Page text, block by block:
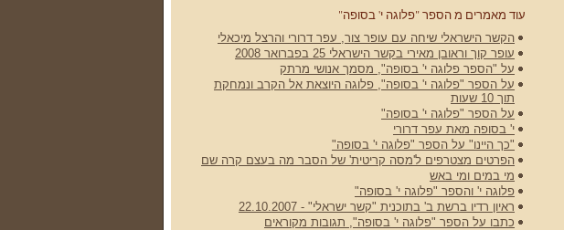
עוד מאמרים מ הספר "פלוגה י' בסופה"
הקשר הישראלי שיחה עם עופר צור, עפר דרורי והרצל מיכאלי
עופר קוך וראובן מאירי בקשר הישראלי 25 בפברואר 2008
על "הספר פלוגה י' בסופה", מסמך אנושי מרתק
על הספר "פלוגה י' בסופה", פלוגה היוצאת אל הקרב ונמחקת
תוך 10 שעות
על הספר "פלוגה י' בסופה"
י' בסופה מאת עפר דרורי
"כך היינו" על הספר "פלוגה י' בסופה"
הפרטים מצטרפים ל'מסה קריטית' של הסבר מה בעצם קרה שם
מי במים ומי באש
פלוגה י' והספר "פלוגה י' בסופה"
ראיון רדיו ברשת ב' בתוכנית "קשר ישראלי" - 22.10.2007
כתבו על הספר "פלוגה י' בסופה", תגובות מקוראים